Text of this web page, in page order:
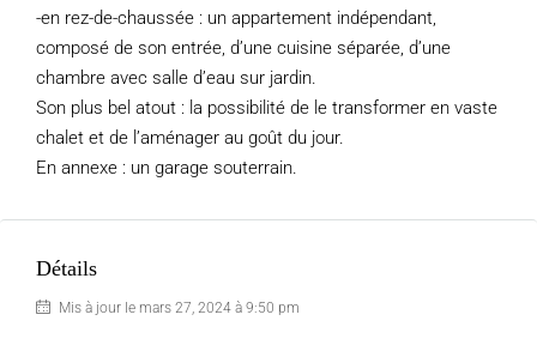
-en rez-de-chaussée : un appartement indépendant,
composé de son entrée, d’une cuisine séparée, d’une
chambre avec salle d’eau sur jardin.
Son plus bel atout : la possibilité de le transformer en vaste
chalet et de l’aménager au goût du jour.
En annexe : un garage souterrain.
Détails
Mis à jour le mars 27, 2024 à 9:50 pm